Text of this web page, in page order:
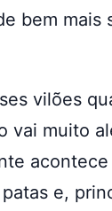
bem mais
vilões
vai muito
e,